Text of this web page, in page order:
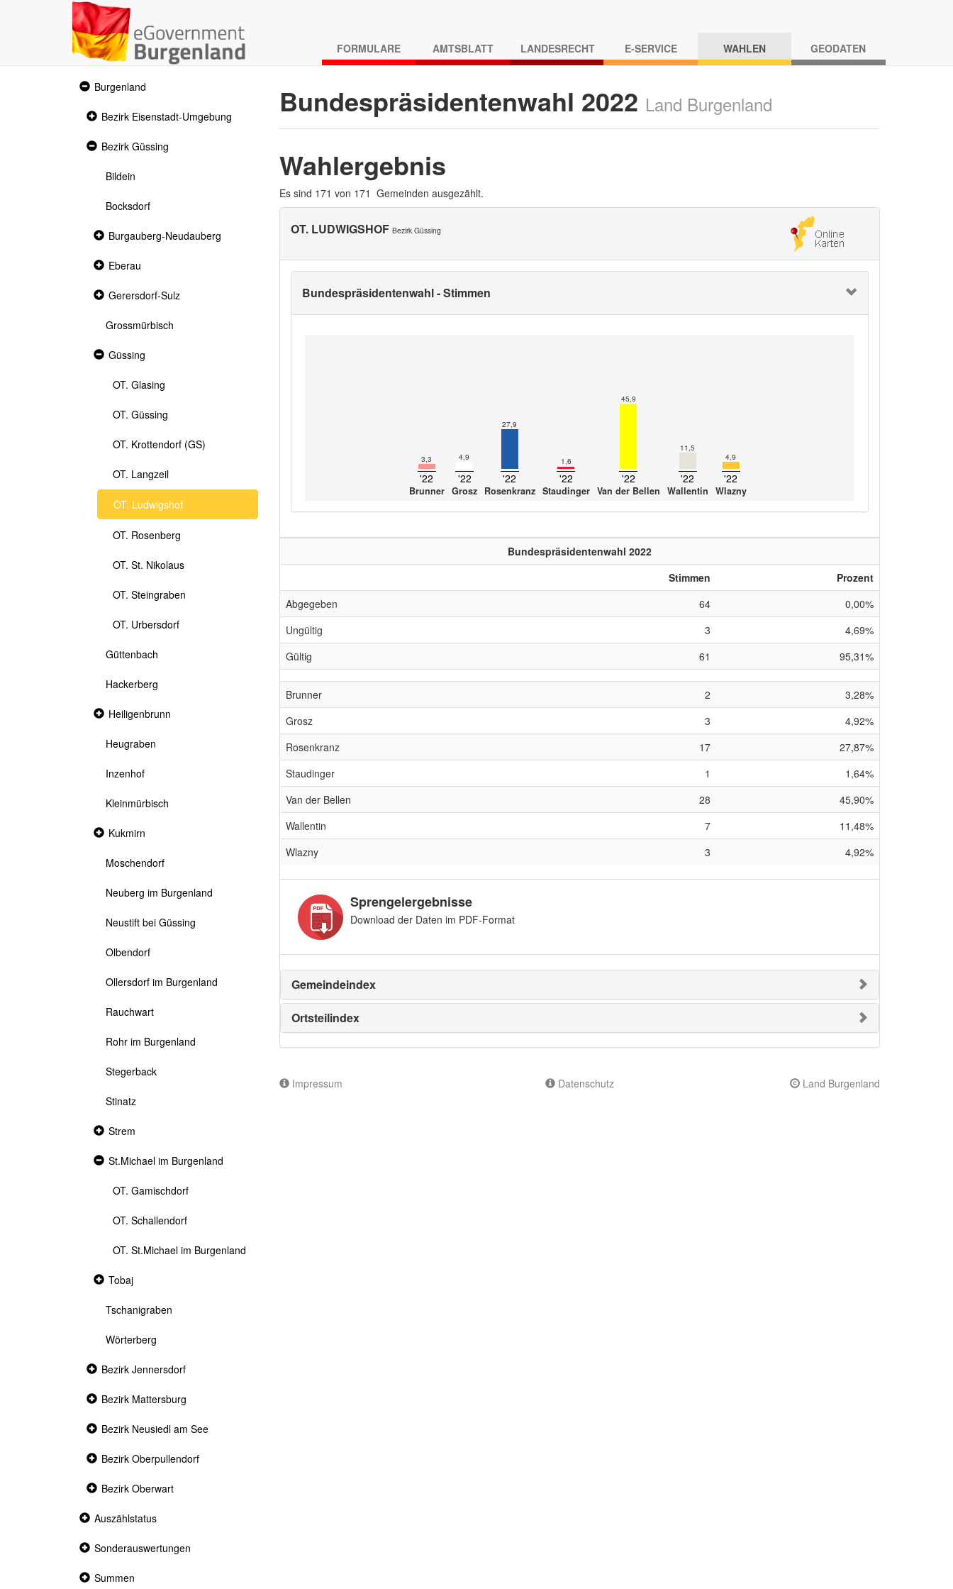
FORMULARE AMTSBLATT LANDESRECHT E-SERVICE WAHLEN GEODATEN
Expanded
section
Burgenland
Collapsed
Bezirk Eisenstadt-Umgebung
Expanded
Bezirk Güssing
Bildein
Bocksdorf
Collapsed
section
Burgauberg-Neudauberg
Collapsed
Eberau
Collapsed
Gerersdorf-Sulz
Grossmürbisch
Expanded
Güssing
OT. Glasing
OT. Güssing
OT. Krottendorf (GS)
OT. Langzeil
OT. Ludwigshof
OT. Rosenberg
OT. St. Nikolaus
OT. Steingraben
OT. Urbersdorf
Güttenbach
Hackerberg
Collapsed
section
Heiligenbrunn
Heugraben
Inzenhof
Kleinmürbisch
Collapsed
Kukmirn
Moschendorf
Neuberg im Burgenland
Neustift bei Güssing
Olbendorf
Ollersdorf im Burgenland
Rauchwart
Rohr im Burgenland
Stegerback
Stinatz
Collapsed
Strem
Expanded
St.Michael im Burgenland
OT. Gamischdorf
OT. Schallendorf
OT. St.Michael im Burgenland
Collapsed
section
Tobaj
Tschanigraben
Wörterberg
Collapsed
Bezirk Jennersdorf
Collapsed
Bezirk Mattersburg
Collapsed
Bezirk Neusiedl am See
Collapsed
Bezirk Oberpullendorf
Collapsed
Bezirk Oberwart
Collapsed
Auszählstatus
Collapsed
Sonderauswertungen
Collapsed
Summen
Bundespräsidentenwahl 2022 Land Burgenland
Wahlergebnis
Es sind 171 von 171 Gemeinden ausgezählt.
OT. LUDWIGSHOF Bezirk Güssing
Bundespräsidentenwahl - Stimmen
3,3
'22
Brunner
4,9
'22
Grosz
27,9
'22
Rosenkranz
1,6
'22
Staudinger
45,9
'22
Van der Bellen
11,5
'22
Wallentin
4,9
'22
Wlazny
Bundespräsidentenwahl 2022
Stimmen
Prozent
Abgegeben
64
0,00%
Ungültig
3
4,69%
Gültig
61 95,31%
Brunner 2
3,28%
Grosz
3
4,92%
Rosenkranz
17
27,87%
Staudinger
1
1,64%
Van der Bellen
28
45,90%
Wallentin
7
11,48%
Wlazny
3 4,92%
Sprengelergebnisse
Download der Daten im PDF-Format
Gemeindeindex
Ortsteilindex
Impressum Datenschutz Land Burgenland